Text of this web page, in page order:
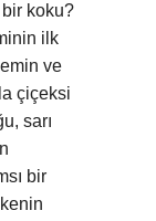
koku?
ilk
ve
çiçeksi
sarı
bir